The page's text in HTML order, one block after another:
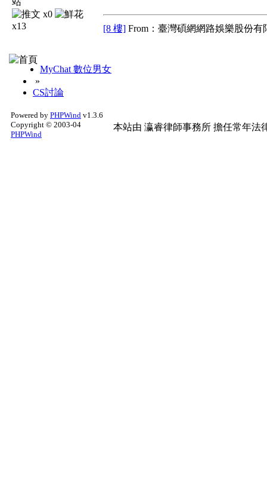
x0
x13
[8 樓] From：臺灣碩網網路娛樂股份有
MyChat 數位男女
»
CS討論
Powered by PHPWind v1.3.6
Copyright © 2003-04
PHPWind
本站由 瀛睿律師事務所 擔任常年法